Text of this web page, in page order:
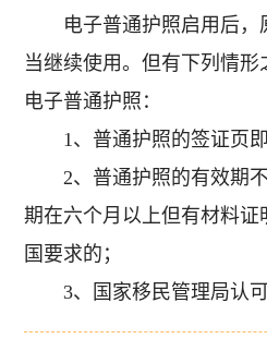
电子普通护照启用后，
当继续使用。但有下列情
电子普通护照：
1、普通护照的签证页即
2、普通护照的有效期不
期在六个月以上但有材料证
国要求的；
3、国家移民管理局认可